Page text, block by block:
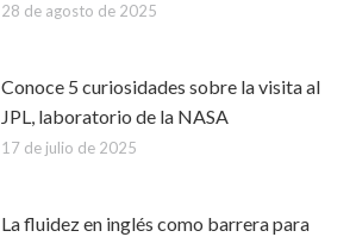
28 de agosto de 2025
Conoce 5 curiosidades sobre la visita al
JPL, laboratorio de la NASA
17 de julio de 2025
La fluidez en inglés como barrera para